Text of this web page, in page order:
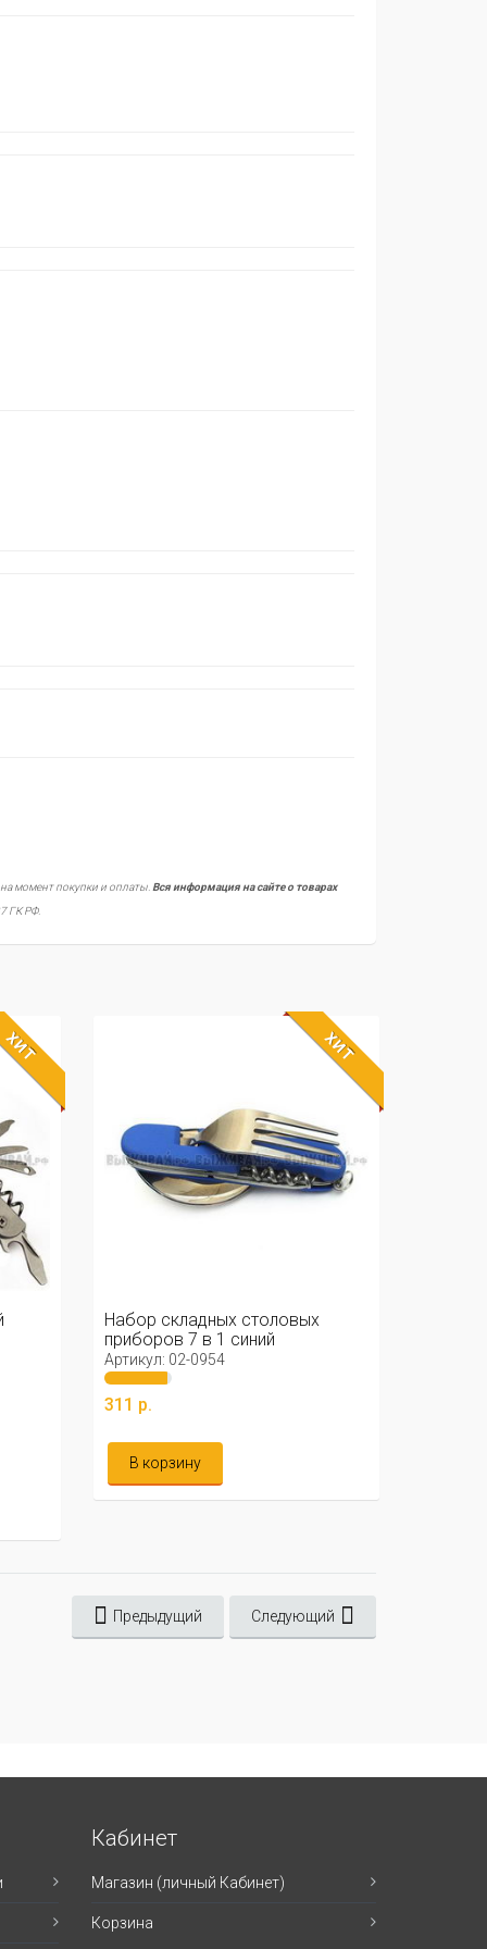
на момент покупки и оплаты. Вся информация на сайте о товарах
ГК РФ.
ХИТ ХИТ
Набор складных столовых
приборов 7 в 1 синий
Артикул: 02-0954
311 р.
В корзину
Предыдущий Следующий
Кабинет
Магазин (личный Кабинет)
Корзина